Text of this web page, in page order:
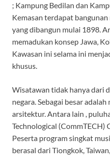
; Kampung Bedilan dan
Kemasan terdapat
yang dibangun mulai 1898.
memadukan konsep Jawa,
Kawasan ini selama ini
khusus.
Wisatawan tidak hanya dari
negara. Sebagai besar
arsitektur. Antara lain ,
Technological (CommTECH)
Peserta program singkat
berasal dari Tiongkok,